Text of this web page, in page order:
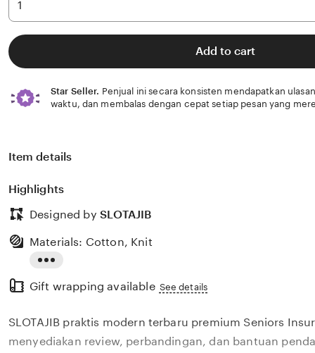
Add to cart
Star Seller. Penjual ini secara konsisten mendapatkan
waktu, dan membalas dengan cepat setiap pesan yang
Item details
Highlights
Designed by SLOTAJIB
the
description
Materials: Cotton, Knit
Gift wrapping available See details
SLOTAJIB praktis modern terbaru premium Seniors
menyediakan review, perbandingan, dan bantuan